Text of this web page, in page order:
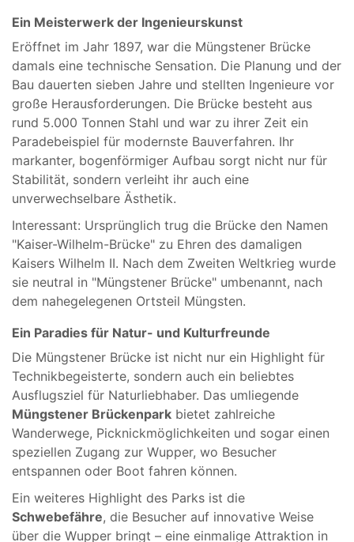
Ein Meisterwerk der Ingenieurskunst
Eröffnet im Jahr 1897, war die Müngstener Brücke
damals eine technische Sensation. Die Planung und der
Bau dauerten sieben Jahre und stellten Ingenieure vor
große Herausforderungen. Die Brücke besteht aus
rund 5.000 Tonnen Stahl und war zu ihrer Zeit ein
Paradebeispiel für modernste Bauverfahren. Ihr
markanter, bogenförmiger Aufbau sorgt nicht nur für
Stabilität, sondern verleiht ihr auch eine
unverwechselbare Ästhetik.
Interessant: Ursprünglich trug die Brücke den Namen
"Kaiser-Wilhelm-Brücke" zu Ehren des damaligen
Kaisers Wilhelm II. Nach dem Zweiten Weltkrieg wurde
sie neutral in "Müngstener Brücke" umbenannt, nach
dem nahegelegenen Ortsteil Müngsten.
Ein Paradies für Natur- und Kulturfreunde
Die Müngstener Brücke ist nicht nur ein Highlight für
Technikbegeisterte, sondern auch ein beliebtes
Ausflugsziel für Naturliebhaber. Das umliegende
Müngstener Brückenpark bietet zahlreiche
Wanderwege, Picknickmöglichkeiten und sogar einen
speziellen Zugang zur Wupper, wo Besucher
entspannen oder Boot fahren können.
Ein weiteres Highlight des Parks ist die
Schwebefähre, die Besucher auf innovative Weise
über die Wupper bringt – eine einmalige Attraktion in